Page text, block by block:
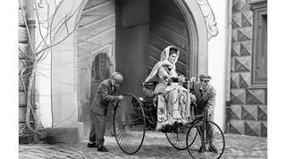
nevados en las montañas